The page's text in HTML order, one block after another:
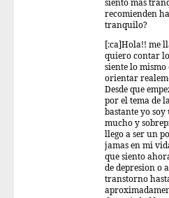
siento mas
recomienden
tranquilo?
[:ca]Hola!! me
quiero contar
siente lo mismo
orientar
Desde que
por el tema de
bastante yo soy
mucho y
llego a ser un
jamas en mi
que siento
de depresion o
transtorno